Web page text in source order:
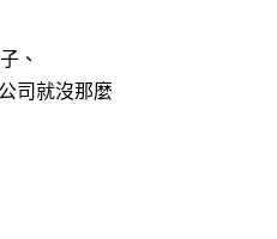
、
司就沒那麼